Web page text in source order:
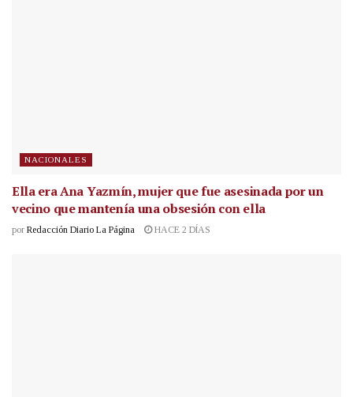
NACIONALES
Ella era Ana Yazmín, mujer que fue asesinada por un
vecino que mantenía una obsesión con ella
por Redacción Diario La Página HACE 2 DÍAS